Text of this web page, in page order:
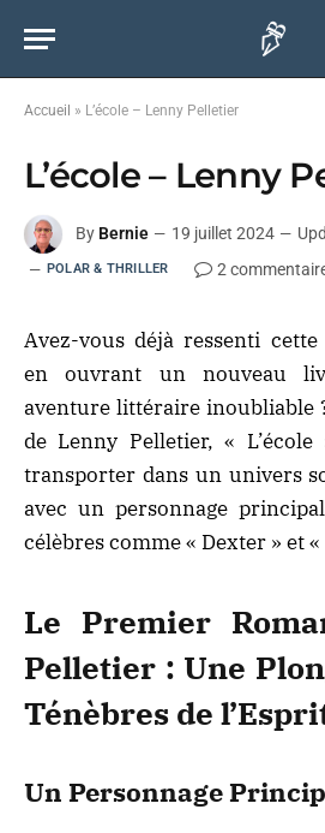
Accueil » L’école – Lenny Pelletier
L’école – Lenny
By Bernie 19 juillet 2024
POLAR & THRILLER 2
Avez-vous déjà ressenti
en ouvrant un nouveau
aventure littéraire inoubliable
de Lenny Pelletier, «
transporter dans un univers
avec un personnage
célèbres comme « Dexter » et
Le Premier
Pelletier : Une
Ténèbres de
Un Personnage